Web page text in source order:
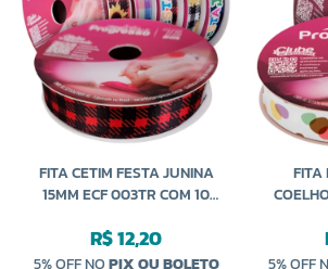
FITA CETIM FESTA JUNINA
15MM ECF 003TR COM 10
R$ 12,20
5% OFF NOPIX OU BOLETO
FITA
5% OFF